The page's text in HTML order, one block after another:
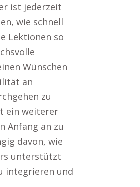
ist jederzeit
wie schnell
Lektionen so
Wünschen
an
zu
ein weiterer
Anfang an zu
davon, wie
unterstützt
integrieren und